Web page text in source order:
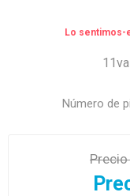
Lo sentimos-
Número de